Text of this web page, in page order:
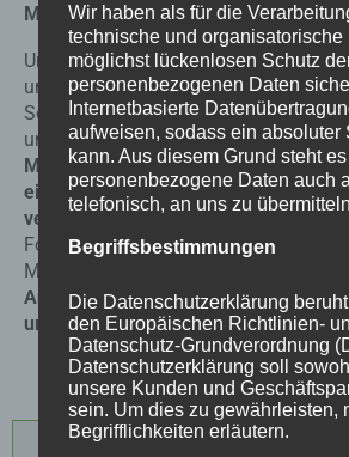
Mikrozementin der Gastronomie zu
Unser Sortiment umfasst hochwertige
unser Kundenservice steht Ihnen mit
Seite, um Ihr Gastronomieprojekt
umzusetzen.Entscheiden Sie sich für
Mikrozement Bodenbelag, um Ihren
einen modernen und ansprechenden
verleihen.Qualität und Langlebigkeit
Fokus. Nehmen Sie sich die Zeit, die
Materialien auszuwählen und
Anweisungen für die Verarbeitung
um ein beeindruckendes Ergebnis zu
Mikrozement
Gesamtpreis:
Wir haben als für die
technische und
möglichst lückenlosen Schutz
personenbezogenen Daten
Internetbasierte
aufweisen, sodass ein
kann. Aus diesem Grund steht
personenbezogene Daten auch
telefonisch, an uns zu
Begriffsbestimmungen
Die Datenschutzerklärung
den Europäischen Richtlinien-
Datenschutz-Grundverordnung
Datenschutzerklärung soll
unsere Kunden und
sein. Um dies zu gewährleisten,
Begrifflichkeiten erläutern.